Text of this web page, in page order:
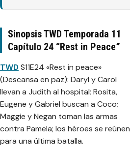
Sinopsis TWD Temporada 11
Capítulo 24 “Rest in Peace”
TWDS11E24 «Rest in peace»
(Descansa en paz): Daryl y Carol
llevan a Judith al hospital; Rosita,
Eugene y Gabriel buscan a Coco;
Maggie y Negan toman las armas
contra Pamela; los héroes se reúnen
para una última batalla.